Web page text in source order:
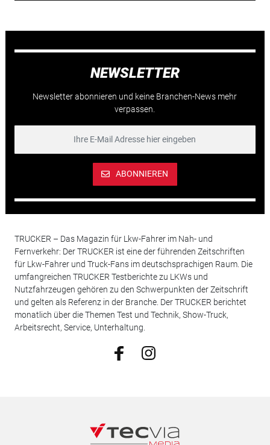
NEWSLETTER
Newsletter abonnieren und keine Branchen-News mehr
verpassen.
ABONNIEREN
TRUCKER – Das Magazin für Lkw-Fahrer im Nah- und
Fernverkehr: Der TRUCKER ist eine der führenden Zeitschriften
für Lkw-Fahrer und Truck-Fans im deutschsprachigen Raum. Die
umfangreichen TRUCKER Testberichte zu LKWs und
Nutzfahrzeugen gehören zu den Schwerpunkten der Zeitschrift
und gelten als Referenz in der Branche. Der TRUCKER berichtet
monatlich über die Themen Test und Technik, Show-Truck,
Arbeitsrecht, Service, Unterhaltung.